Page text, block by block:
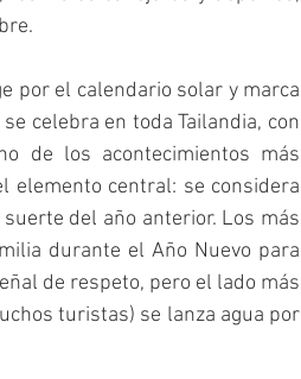
por el calendario solar y marca
celebra en toda Tailandia, con
de los acontecimientos más
elemento central: se considera
del año anterior. Los más
durante el Año Nuevo para
de respeto, pero el lado más
turistas) se lanza agua por